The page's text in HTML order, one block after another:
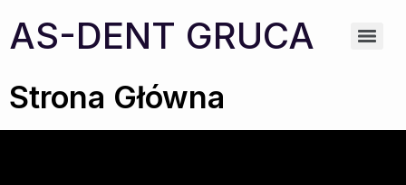
AS-DENT GRUCA
Strona Główna